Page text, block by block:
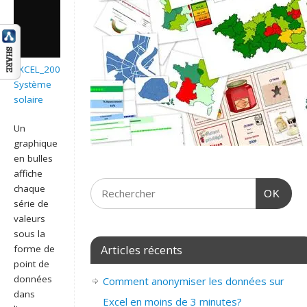
EXCEL_2007_GRAPHIQUE_A_BULLES_EX_III:
Système
solaire
Un
graphique
en bulles
affiche
chaque
série de
valeurs
sous la
forme de
point de
données
dans
OK
Articles récents
Comment anonymiser les données sur
Excel en moins de 3 minutes?